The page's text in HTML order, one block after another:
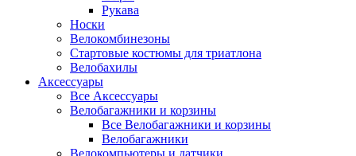
Рукава
Носки
Велокомбинезоны
Стартовые костюмы для триатлона
Велобахилы
Аксессуары
Все Аксессуары
Велобагажники и корзины
Все Велобагажники и корзины
Велобагажники
Велокомпьютеры и датчики